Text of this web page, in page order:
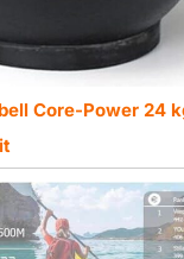
Core-Power 24